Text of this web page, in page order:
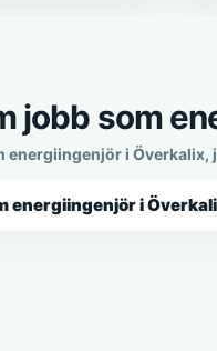
jobb som
energiingenjör i
energiingenjör i